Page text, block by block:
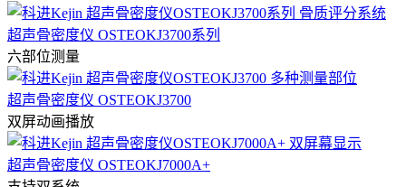
超声骨密度仪 OSTEOKJ3700系列
六部位测量
超声骨密度仪 OSTEOKJ3700
双屏动画播放
超声骨密度仪 OSTEOKJ7000A+